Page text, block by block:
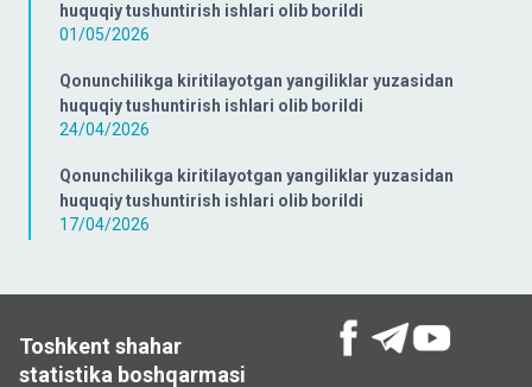
huquqiy tushuntirish ishlari olib borildi
01/05/2026
Qonunchilikga kiritilayotgan yangiliklar yuzasidan
huquqiy tushuntirish ishlari olib borildi
24/04/2026
Qonunchilikga kiritilayotgan yangiliklar yuzasidan
huquqiy tushuntirish ishlari olib borildi
17/04/2026
Toshkent shahar
statistika boshqarmasi